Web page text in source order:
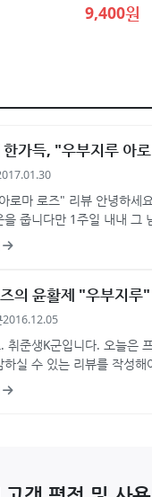
9,400원
한가득, "우부지루 아
로마 로즈" 리뷰 안녕하세
을 줍니다만 1주일 내내 그
지루 아로…
의 윤활제 "우부지루"
2016.12.05
취준생K군입니다. 오늘은
하실 수 있는 리뷰를 작성
서 굉장히 난해합니다…